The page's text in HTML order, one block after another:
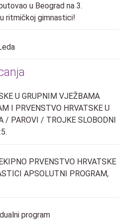
u Beograd na 3.
ritmičkoj gimnastici!
U GRUPNIM VJEŽBAMA
I PRVENSTVO HRVATSKE U
/ PAROVI / TROJKE SLOBODNI
PRVENSTVO HRVATSKE
APSOLUTNI PROGRAM,
program